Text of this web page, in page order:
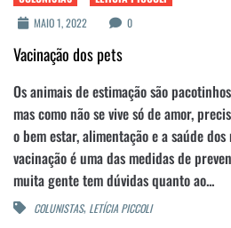
MAIO 1, 2022
0
Vacinação dos pets
Os animais de estimação são
mas como não se vive só de amor,
o bem estar, alimentação e a saúde
vacinação é uma das medidas de
muita gente tem dúvidas quanto ao...
COLUNISTAS, LETÍCIA PICCOLI